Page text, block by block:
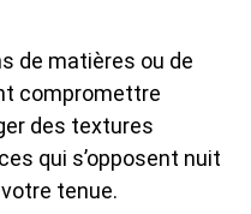
de matières ou de
compromettre
des textures
qui s’opposent nuit
tenue.